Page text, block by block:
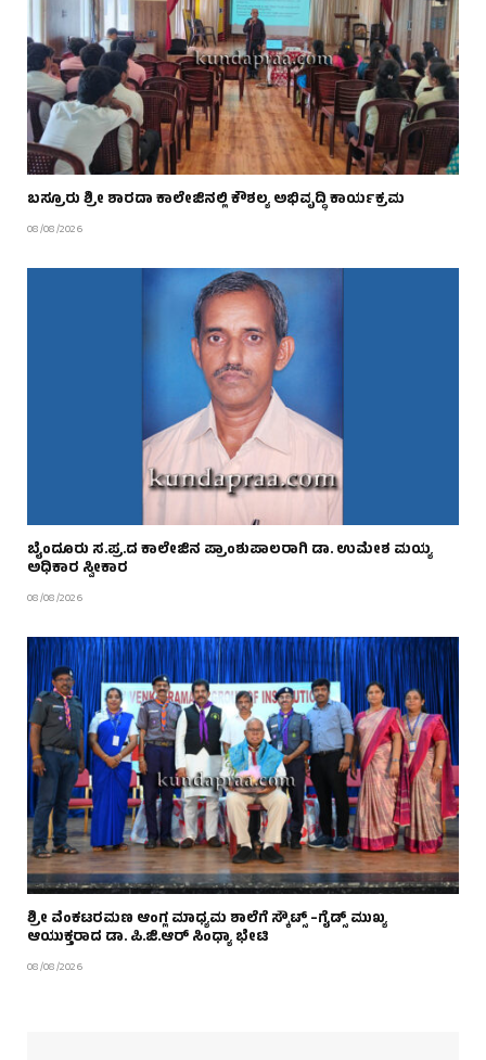
ಬಸ್ರೂರು ಶ್ರೀ ಶಾರದಾ ಕಾಲೇಜಿನಲ್ಲಿ ಕೌಶಲ್ಯ ಅಭಿವೃದ್ಧಿ ಕಾರ್ಯಕ್ರಮ
08/08/2026
ಬೈಂದೂರು ಸ.ಪ್ರ.ದ ಕಾಲೇಜಿನ ಪ್ರಾಂಶುಪಾಲರಾಗಿ ಡಾ. ಉಮೇಶ ಮಯ್ಯ
ಅಧಿಕಾರ ಸ್ವೀಕಾರ
08/08/2026
ಶ್ರೀ ವೆಂಕಟರಮಣ ಆಂಗ್ಲ ಮಾಧ್ಯಮ ಶಾಲೆಗೆ ಸ್ಕೌಟ್ಸ್ –ಗೈಡ್ಸ್ ಮುಖ್ಯ
ಆಯುಕ್ತರಾದ ಡಾ. ಪಿ.ಜಿ.ಆರ್ ಸಿಂಧ್ಯಾ ಭೇಟಿ
08/08/2026